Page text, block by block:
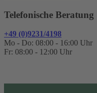
Telefonische Beratung
+49 (0)9231/4198
Mo - Do: 08:00 - 16:00 Uhr
Fr: 08:00 - 12:00 Uhr